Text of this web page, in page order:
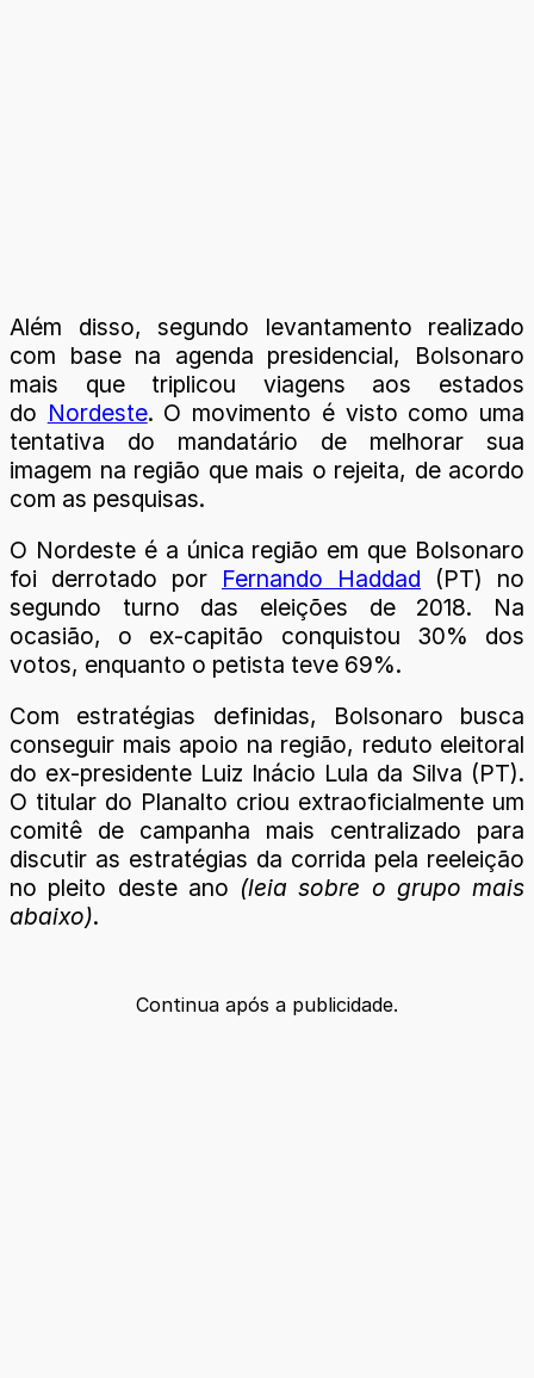
Além disso, segundo levantamento realizado
com base na agenda presidencial, Bolsonaro
mais que triplicou viagens aos estados
do Nordeste. O movimento é visto como uma
tentativa do mandatário de melhorar sua
imagem na região que mais o rejeita, de acordo
com as pesquisas.
O Nordeste é a única região em que Bolsonaro
foi derrotado por Fernando Haddad (PT) no
segundo turno das eleições de 2018. Na
ocasião, o ex-capitão conquistou 30% dos
votos, enquanto o petista teve 69%.
Com estratégias definidas, Bolsonaro busca
conseguir mais apoio na região, reduto eleitoral
do ex-presidente Luiz Inácio Lula da Silva (PT).
O titular do Planalto criou extraoficialmente um
comitê de campanha mais centralizado para
discutir as estratégias da corrida pela reeleição
no pleito deste ano (leia sobre o grupo mais
abaixo).
Continua após a publicidade.